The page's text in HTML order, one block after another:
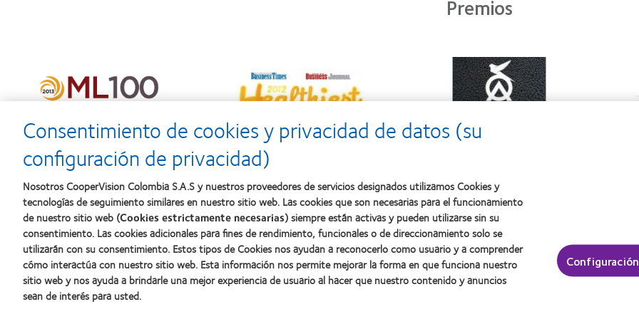
Premios
Nuestros productos
Encuentra tu lente
Tecnología de lentes de contacto
Lentes de contacto y visión
Usuario nuevo
Usuario con experiencia
Acerca de CooperVision
Carreras
Noticias
Contacto
Consentimiento de cookies y privacidad de datos (su
configuración de privacidad)
Nosotros CooperVision Colombia S.A.S y nuestros proveedores de servicios designados utilizamos Cookies y
tecnologías de seguimiento similares en nuestro sitio web. Las cookies que son necesarias para el funcionamiento
de nuestro sitio web (Cookies estrictamente necesarias) siempre están activas y pueden utilizarse sin su
consentimiento. Las cookies adicionales para fines de rendimiento, funcionales o de direccionamiento solo se
utilizarán con su consentimiento. Estos tipos de Cookies nos ayudan a reconocerlo como usuario y a comprender
cómo interactúa con nuestro sitio web. Esta información nos permite mejorar la forma en que funciona nuestro
sitio web y nos ayuda a brindarle una mejor experiencia de usuario al hacer que nuestro contenido y anuncios
sean de interés para usted.